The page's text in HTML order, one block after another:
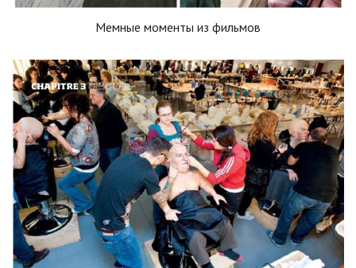
Мемные моменты из фильмов